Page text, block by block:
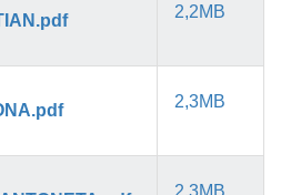
2,2MB
2,3MB
2,3MB